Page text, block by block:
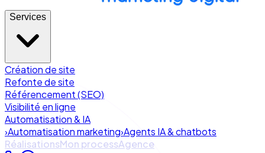
Services
Création de site
Refonte de site
Référencement (SEO)
Visibilité en ligne
Automatisation & IA
›Automatisation marketing›Agents IA & chatbots
RéalisationsMon processAgence